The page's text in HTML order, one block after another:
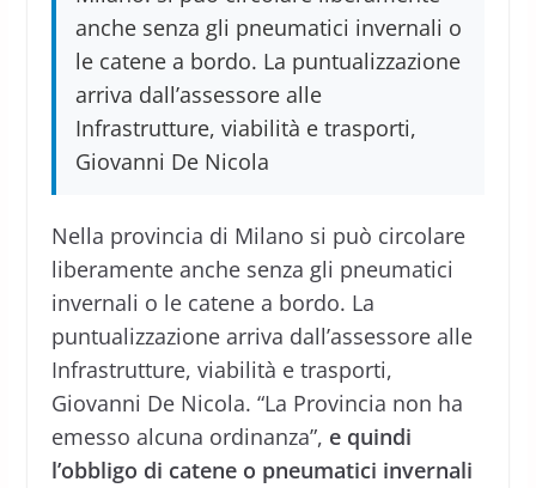
anche senza gli pneumatici invernali o
le catene a bordo. La puntualizzazione
arriva dall’assessore alle
Infrastrutture, viabilità e trasporti,
Giovanni De Nicola
Nella provincia di Milano si può circolare
liberamente anche senza gli pneumatici
invernali o le catene a bordo. La
puntualizzazione arriva dall’assessore alle
Infrastrutture, viabilità e trasporti,
Giovanni De Nicola. “La Provincia non ha
emesso alcuna ordinanza”, e quindi
l’obbligo di catene o pneumatici invernali